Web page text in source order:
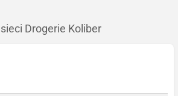
sieci Drogerie Koliber